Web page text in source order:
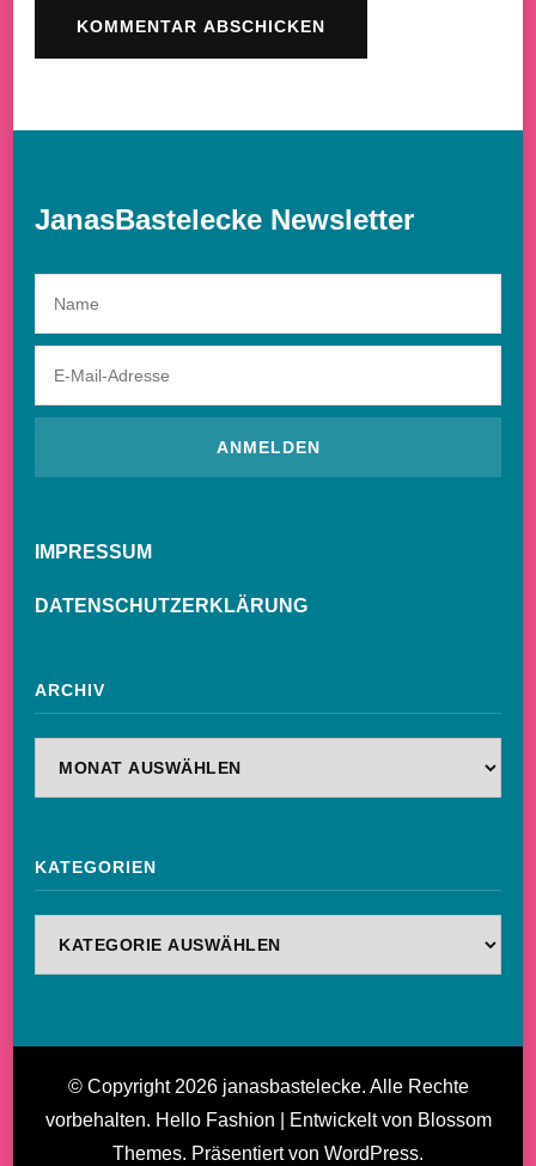
JanasBastelecke Newsletter
IMPRESSUM
DATENSCHUTZERKLÄRUNG
ARCHIV
KATEGORIEN
© Copyright 2026 janasbastelecke. Alle Rechte
vorbehalten. Hello Fashion | Entwickelt von Blossom
Themes. Präsentiert von WordPress.